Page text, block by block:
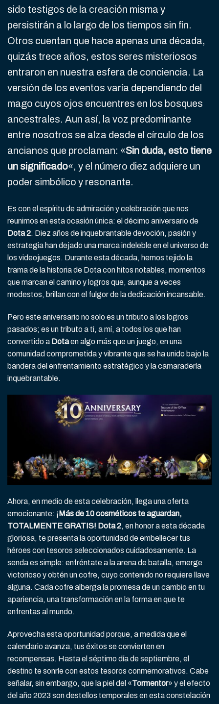
sido testigos de la creación misma y
persistirán a lo largo de los tiempos sin fin.
Otros cuentan que hace apenas una década,
quizás trece años, estos seres misteriosos
entraron en nuestra esfera de conciencia. La
versión de los eventos varía dependiendo del
mago cuyos ojos encuentres en los bosques
ancestrales. Aun así, la voz predominante
entre nosotros se alza desde el círculo de los
ancianos que proclaman: «Sin duda, esto tiene
un significado«, y el número diez adquiere un
poder simbólico y resonante.
Es con el espíritu de admiración y celebración que nos
reunimos en esta ocasión única: el décimo aniversario de
Dota 2. Diez años de inquebrantable devoción, pasión y
estrategia han dejado una marca indeleble en el universo de
los videojuegos. Durante esta década, hemos tejido la
trama de la historia de Dota con hitos notables, momentos
que marcan el camino y logros que, aunque a veces
modestos, brillan con el fulgor de la dedicación incansable.
Pero este aniversario no solo es un tributo a los logros
pasados; es un tributo a ti, a mí, a todos los que han
convertido a Dotaen algo más que un juego, en una
comunidad comprometida y vibrante que se ha unido bajo la
bandera del enfrentamiento estratégico y la camaradería
inquebrantable.
Ahora, en medio de esta celebración, llega una oferta
emocionante: ¡Más de 10 cosméticos te aguardan,
TOTALMENTE GRATIS! Dota 2, en honor a esta década
gloriosa, te presenta la oportunidad de embellecer tus
héroes con tesoros seleccionados cuidadosamente. La
senda es simple: enfréntate a la arena de batalla, emerge
victorioso y obtén un cofre, cuyo contenido no requiere llave
alguna. Cada cofre alberga la promesa de un cambio en tu
apariencia, una transformación en la forma en que te
enfrentas al mundo.
Aprovecha esta oportunidad porque, a medida que el
calendario avanza, tus éxitos se convierten en
recompensas. Hasta el séptimo día de septiembre, el
destino te sonríe con estos tesoros conmemorativos. Cabe
señalar, sin embargo, que la piel del «Tormentor» y el efecto
del año 2023 son destellos temporales en esta constelación